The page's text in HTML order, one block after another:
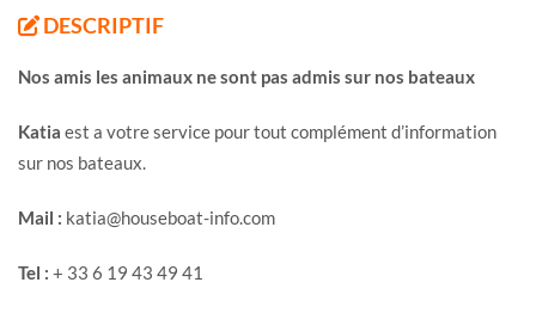
DESCRIPTIF
Nos amis les animaux ne sont pas admis sur nos bateaux
Katia est a votre service pour tout complément d’information
sur nos bateaux.
Mail : katia@houseboat-info.com
Tel : + 33 6 19 43 49 41